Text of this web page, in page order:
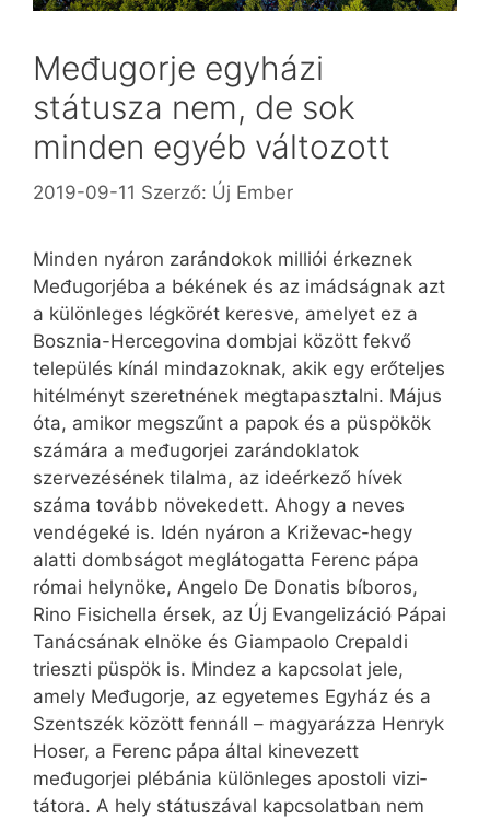
Međugorje egyházi
státusza nem, de sok
minden egyéb változott
2019-09-11 Szerző: Új Ember
Minden nyáron zarándokok milliói érkeznek
Međugorjéba a békének és az imádságnak azt
a különleges légkörét keresve, amelyet ez a
Bosznia-Hercegovina dombjai között fekvő
település kínál mindazoknak, akik egy erőteljes
hitélményt szeretnének megtapasztalni. Május
óta, amikor megszűnt a papok és a püspökök
számára a međugorjei zarándoklatok
szervezésének tilalma, az ideérkező hívek
száma tovább növekedett. Ahogy a neves
vendégeké is. Idén nyáron a Križevac-hegy
alatti dombságot meglátogatta Ferenc pápa
római helynöke, Angelo De Donatis bíboros,
Rino Fisichella érsek, az Új Evangelizáció Pápai
Tanácsának elnöke és Giampaolo Crepaldi
trieszti püspök is. Mindez a kapcsolat jele,
amely Međugorje, az egyetemes Egyház és a
Szentszék között fennáll – magyarázza Henryk
Hoser, a Ferenc pápa által kinevezett
međugorjei plébánia különleges apostoli vizi­
tátora. A hely státuszával kapcsolatban nem